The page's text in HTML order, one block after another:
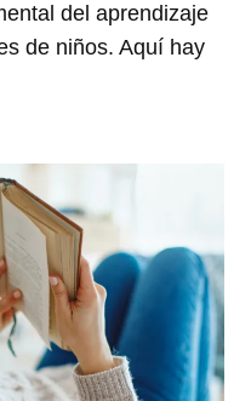
del aprendizaje
de niños. Aquí hay